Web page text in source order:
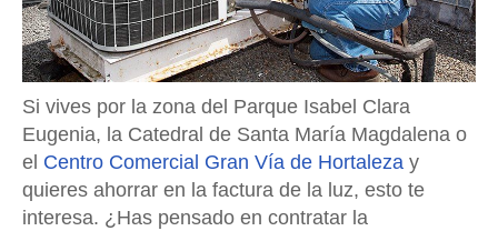
Si vives por la zona del Parque Isabel Clara
Eugenia, la Catedral de Santa María Magdalena o
el Centro Comercial Gran Vía de Hortaleza y
quieres ahorrar en la factura de la luz, esto te
interesa. ¿Has pensado en contratar la